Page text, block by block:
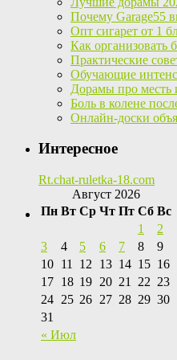
Почему Garage55
Опт сигарет от 1
Как организовать
Практические
Обучающие
Дорамы про месть
Боль в колене
Онлайн-доски
Интересное
Rt.chat-ruletka-18.com
Август 2026
Пн Вт Ср Чт Пт Сб Вс
« Июл
1
2
3
4 5 6 7 8
9
10 11 12 13 14 15 16
17 18 19 20 21 22 23
24 25 26 27 28 29 30
31